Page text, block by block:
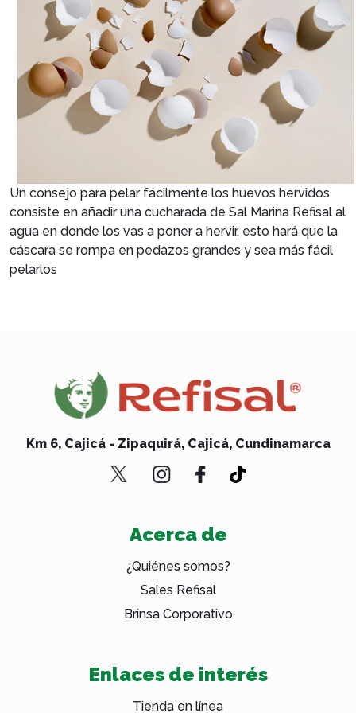
Un consejo para pelar fácilmente los huevos hervidos
consiste en añadir una cucharada de Sal Marina Refisal al
agua en donde los vas a poner a hervir, esto hará que la
cáscara se rompa en pedazos grandes y sea más fácil
pelarlos
Km 6, Cajicá - Zipaquirá, Cajicá, Cundinamarca
Acerca de
¿Quiénes somos?
Sales Refisal
Brinsa Corporativo
Enlaces de interés
Tienda en línea